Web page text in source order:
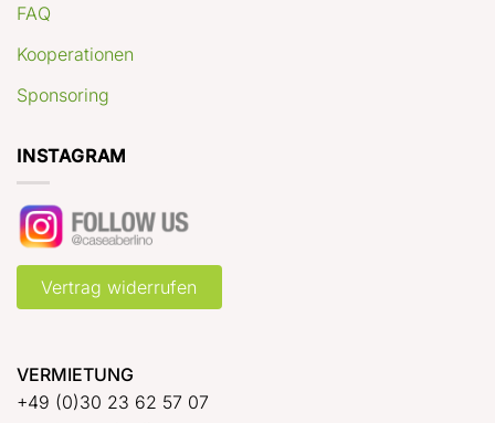
FAQ
Kooperationen
Sponsoring
INSTAGRAM
Vertrag widerrufen
VERMIETUNG
+49 (0)30 23 62 57 07